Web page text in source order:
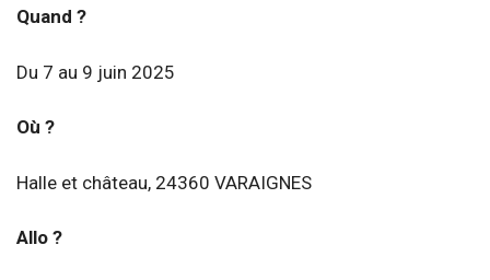
Quand ?
Du 7 au 9 juin 2025
Où ?
Halle et château, 24360 VARAIGNES
Allo ?